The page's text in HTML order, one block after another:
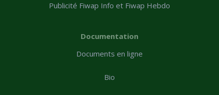
Publicité Fiwap Info et Fiwap Hebdo
Documentation
Documents en ligne
Bio